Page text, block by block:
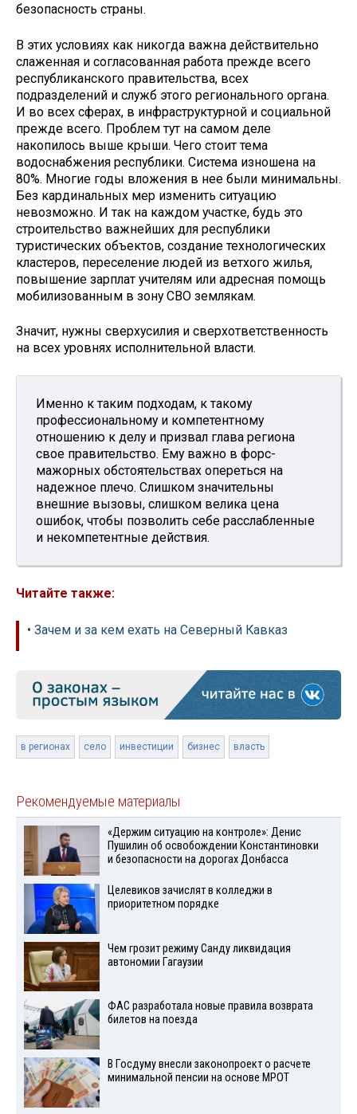
безопасность страны.
В этих условиях как никогда важна действительно
слаженная и согласованная работа прежде всего
республиканского правительства, всех
подразделений и служб этого регионального органа.
И во всех сферах, в инфраструктурной и социальной
прежде всего. Проблем тут на самом деле
накопилось выше крыши. Чего стоит тема
водоснабжения республики. Система изношена на
80%. Многие годы вложения в нее были минимальны.
Без кардинальных мер изменить ситуацию
невозможно. И так на каждом участке, будь это
строительство важнейших для республики
туристических объектов, создание технологических
кластеров, переселение людей из ветхого жилья,
повышение зарплат учителям или адресная помощь
мобилизованным в зону СВО землякам.
Значит, нужны сверхусилия и сверхответственность
на всех уровнях исполнительной власти.
Именно к таким подходам, к такому
профессиональному и компетентному
отношению к делу и призвал глава региона
свое правительство. Ему важно в форс-
мажорных обстоятельствах опереться на
надежное плечо. Слишком значительны
внешние вызовы, слишком велика цена
ошибок, чтобы позволить себе расслабленные
и некомпетентные действия.
Читайте также:
• Зачем и за кем ехать на Северный Кавказ
в регионах село инвестиции бизнес власть
Рекомендуемые материалы
«Держим ситуацию на контроле»: Денис
Пушилин об освобождении Константиновки
и безопасности на дорогах Донбасса
Целевиков зачислят в колледжи в
приоритетном порядке
Чем грозит режиму Санду ликвидация
автономии Гагаузии
ФАС разработала новые правила возврата
билетов на поезда
В Госдуму внесли законопроект о расчете
минимальной пенсии на основе МРОТ